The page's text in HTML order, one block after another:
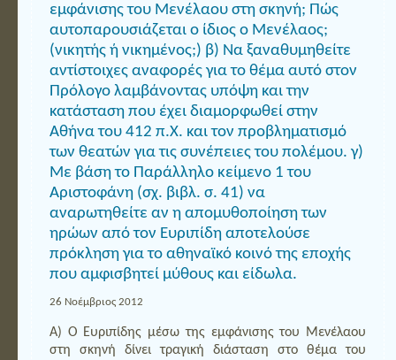
εμφάνισης του Μενέλαου στη σκηνή; Πώς
αυτοπαρουσιάζεται ο ίδιος ο Μενέλαος;
(νικητής ή νικημένος;) β) Να ξαναθυμηθείτε
αντίστοιχες αναφορές για το θέμα αυτό στον
Πρόλογο λαμβάνοντας υπόψη και την
κατάσταση που έχει διαμορφωθεί στην
Αθήνα του 412 π.Χ. και τον προβληματισμό
των θεατών για τις συνέπειες του πολέμου. γ)
Με βάση το Παράλληλο κείμενο 1 του
Αριστοφάνη (σχ. βιβλ. σ. 41) να
αναρωτηθείτε αν η απομυθοποίηση των
ηρώων από τον Ευριπίδη αποτελούσε
πρόκληση για το αθηναϊκό κοινό της εποχής
που αμφισβητεί μύθους και είδωλα.
26 Νοέμβριος 2012
Α) Ο Ευριπίδης μέσω της εμφάνισης του Μενέλαου
στη σκηνή δίνει τραγική διάσταση στο θέμα του